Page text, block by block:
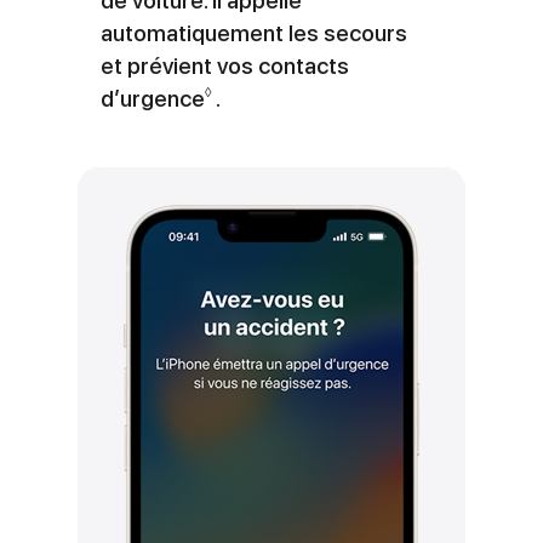
automatiquement les secours
et prévient vos contacts
d’urgence◊ Renvoi
.